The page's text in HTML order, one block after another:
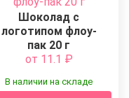
Шоколад с
логотипом флоу-
пак 20 г
от 11.1 ₽
В наличии на складе